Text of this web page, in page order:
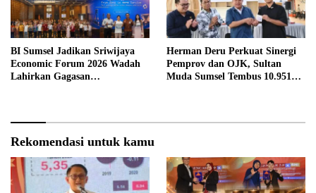
BI Sumsel Jadikan Sriwijaya
Economic Forum 2026 Wadah
Lahirkan Gagasan
Herman Deru Perkuat Sinergi
Pemprov dan OJK, Sultan
Muda Sumsel Tembus 10.951
Rekomendasi untuk kamu